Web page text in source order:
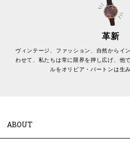
革新
ヴィンテージ、ファッション、自然からイ
わせて、私たちは常に限界を押し広げ、他
ルをオリビア・バートンは生
ABOUT